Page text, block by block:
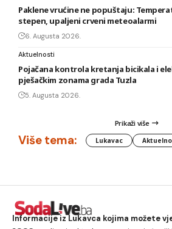
Paklene vrućine ne popuštaju:
stepen, upaljeni crveni meteoalarmi
6. Augusta 2026.
Aktuelnosti
Pojačana kontrola kretanja bicikala i
pješačkim zonama grada Tuzla
5. Augusta 2026.
Prikaži više
Više tema: Lukavac
Informacije iz Lukavca kojima možete